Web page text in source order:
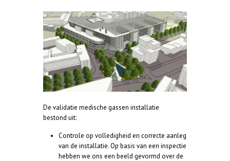
De validatie medische gassen installatie
bestond uit:
Controle op volledigheid en correcte aanleg
van de installatie. Op basis van een inspectie
hebben we ons een beeld gevormd over de